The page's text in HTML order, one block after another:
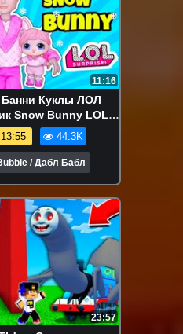
11:16
Куклы ЛОЛ
Snow Bunny LOL
Распаковка LILS
44.3K
/ Дабл Бабл
23:57